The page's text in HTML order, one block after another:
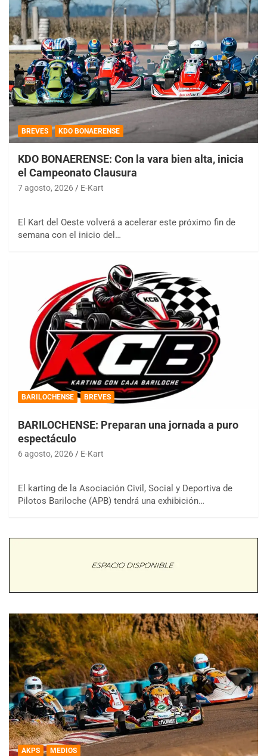
BREVES KDO BONAERENSE
KDO BONAERENSE: Con la vara bien alta, inicia
el Campeonato Clausura
7 agosto, 2026 E-Kart
El Kart del Oeste volverá a acelerar este próximo fin de
semana con el inicio del…
BARILOCHENSE BREVES
BARILOCHENSE: Preparan una jornada a puro
espectáculo
6 agosto, 2026 E-Kart
El karting de la Asociación Civil, Social y Deportiva de
Pilotos Bariloche (APB) tendrá una exhibición…
AKPS MEDIOS